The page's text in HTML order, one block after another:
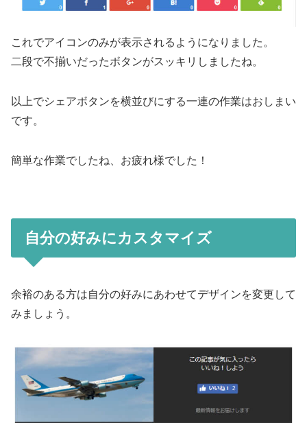
これでアイコンのみが表示されるようになりました。
二段で不揃いだったボタンがスッキリしましたね。
以上でシェアボタンを横並びにする一連の作業はおしまい
です。
簡単な作業でしたね、お疲れ様でした！
自分の好みにカスタマイズ
余裕のある方は自分の好みにあわせてデザインを変更して
みましょう。